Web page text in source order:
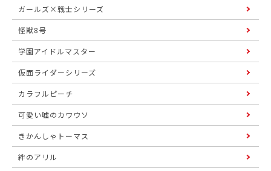
ガールズ×戦士シリーズ
怪獣8号
学園アイドルマスター
仮面ライダーシリーズ
カラフルピーチ
可愛い嘘のカワウソ
きかんしゃトーマス
絆のアリル